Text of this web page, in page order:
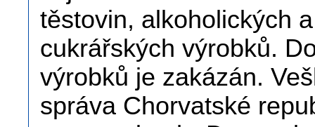
těstovin, alkoholických
cukrářských výrobků.
výrobků je zakázán.
správa Chorvatské